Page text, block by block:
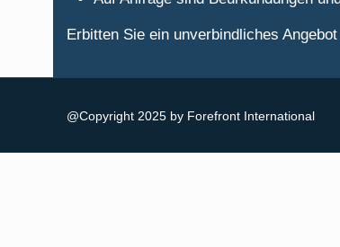
Erbitten Sie ein unverbindliches
@Copyright 2025 by Forefront International